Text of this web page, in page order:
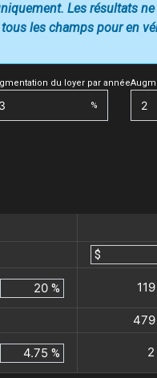
du loyer par année
%
Les résultats
les champs pour en
$
%
%